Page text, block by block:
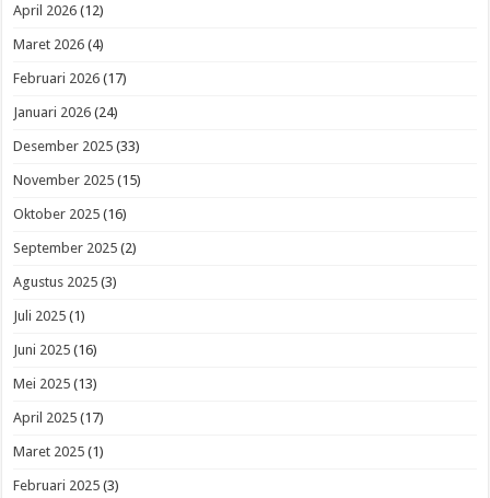
April 2026 (12)
Maret 2026 (4)
Februari 2026 (17)
Januari 2026 (24)
Desember 2025 (33)
November 2025 (15)
Oktober 2025 (16)
September 2025 (2)
Agustus 2025 (3)
Juli 2025 (1)
Juni 2025 (16)
Mei 2025 (13)
April 2025 (17)
Maret 2025 (1)
Februari 2025 (3)